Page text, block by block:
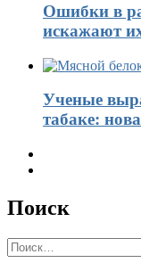
Ошибки в
искажают
Ученые
табаке:
Поиск
Найти: